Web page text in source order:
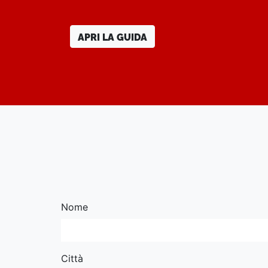
APRI LA GUIDA
Nome
Città